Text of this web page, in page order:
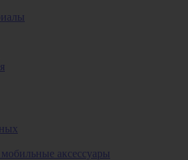
аксессуары